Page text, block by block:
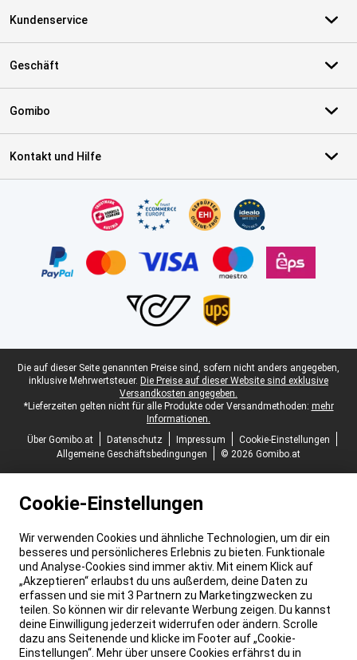
Kundenservice
Geschäft
Gomibo
Kontakt und Hilfe
Juristische Fußzeile
Die auf dieser Seite genannten Preise sind, sofern nicht anders angegeben,
inklusive Mehrwertsteuer. Die Preise auf dieser Website sind exklusive
Versandkosten angegeben.
*Lieferzeiten gelten nicht für alle Produkte oder Versandmethoden: mehr
Informationen.
Über Gomibo.at
Datenschutz Impressum
Cookie-Einstellungen
Allgemeine Geschäftsbedingungen
© 2026 Gomibo.at
Cookie-Einstellungen
Wir verwenden Cookies und ähnliche Technologien, um dir ein
besseres und persönlicheres Erlebnis zu bieten. Funktionale
und Analyse-Cookies sind immer aktiv. Mit einem Klick auf
„Akzeptieren“ erlaubst du uns außerdem, deine Daten zu
erfassen und sie mit 3 Partnern zu Marketingzwecken zu
teilen. So können wir dir relevante Werbung zeigen. Du kannst
deine Einwilligung jederzeit widerrufen oder ändern. Scrolle
dazu ans Seitenende und klicke im Footer auf „Cookie-
Einstellungen“. Mehr über unsere Cookies erfährst du in